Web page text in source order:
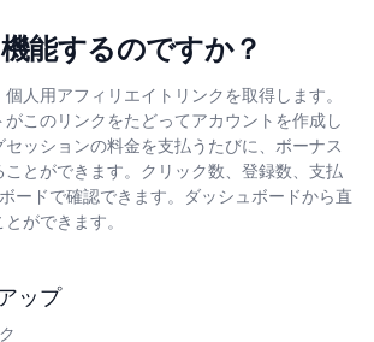
能するのですか？
人用アフィリエイトリンクを取得します。
このリンクをたどってアカウントを作成し
ッションの料金を支払うたびに、ボーナス
とができます。クリック数、登録数、支払
ードで確認できます。ダッシュボードから直
ができます。
ップ